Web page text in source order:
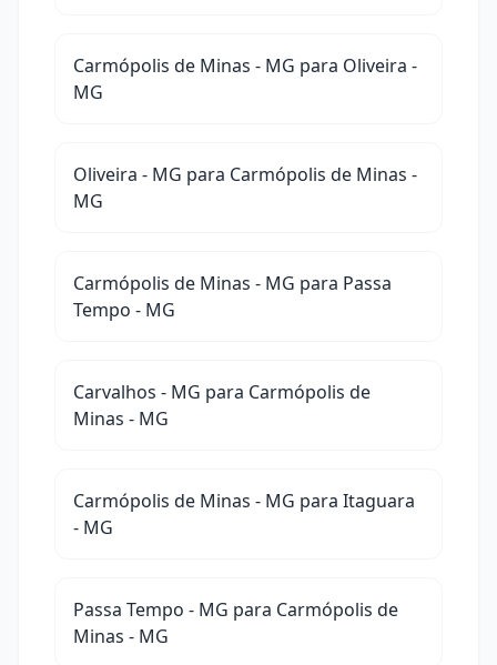
Carmópolis de Minas - MG para Oliveira -
MG
Oliveira - MG para Carmópolis de Minas -
MG
Carmópolis de Minas - MG para Passa
Tempo - MG
Carvalhos - MG para Carmópolis de
Minas - MG
Carmópolis de Minas - MG para Itaguara
- MG
Passa Tempo - MG para Carmópolis de
Minas - MG